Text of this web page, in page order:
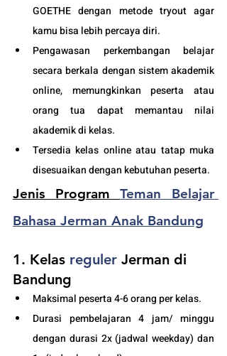
GOETHE dengan metode tryout agar
kamu bisa lebih percaya diri.
Pengawasan perkembangan belajar
secara berkala dengan sistem akademik
online, memungkinkan peserta atau
orang tua dapat memantau nilai
akademik di kelas.
Tersedia kelas online atau tatap muka
disesuaikan dengan kebutuhan peserta.
Jenis Program Teman Belajar
Bahasa Jerman Anak Bandung
1. Kelas reguler Jerman di
Bandung
Maksimal peserta 4-6 orang per kelas.
Durasi pembelajaran 4 jam/ minggu
dengan durasi 2x (jadwal weekday) dan